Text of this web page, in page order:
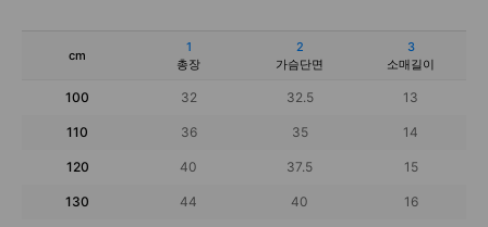
cm
1
총장
2
가슴단면
3
소매길이
100 32 32.5 13
110 36 35 14
120 40 37.5 15
130 44 40 16